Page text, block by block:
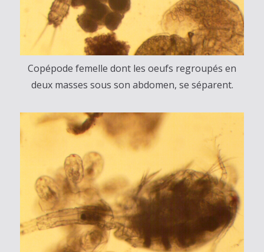
Copépode femelle dont les oeufs regroupés en
deux masses sous son abdomen, se séparent.